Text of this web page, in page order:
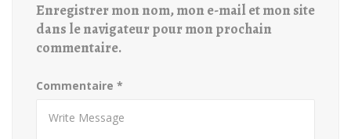
Enregistrer mon nom, mon e-mail et mon site
dans le navigateur pour mon prochain
commentaire.
Commentaire *